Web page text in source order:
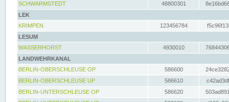
SCHWARMSTEDT
48800301
LEK
KRIMPEN
123456784
LESUM
WASSERHORST
4930010
LANDWEHRKANAL
BERLIN-OBERSCHLEUSE OP
586600
BERLIN-OBERSCHLEUSE UP
586610
BERLIN-UNTERSCHLEUSE OP
586620